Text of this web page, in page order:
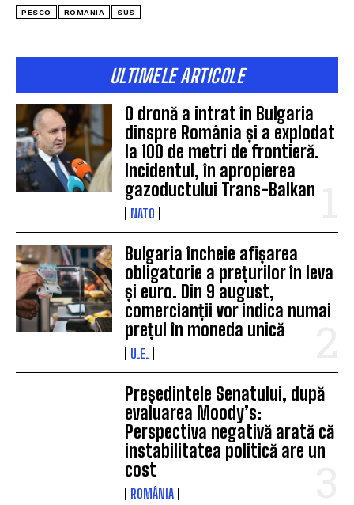
PESCO ROMANIA SUS
ULTIMELE ARTICOLE
O dronă a intrat în Bulgaria
dinspre România și a explodat
la 100 de metri de frontieră.
Incidentul, în apropierea
gazoductului Trans-Balkan
NATO
Bulgaria încheie afișarea
obligatorie a prețurilor în leva
și euro. Din 9 august,
comercianții vor indica numai
prețul în moneda unică
U.E.
Președintele Senatului, după
evaluarea Moody’s:
Perspectiva negativă arată că
instabilitatea politică are un
cost
ROMÂNIA